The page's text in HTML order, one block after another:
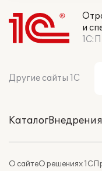
и
Другие сайты 1С
КаталогВнедрения
О сайтеО решениях 1С